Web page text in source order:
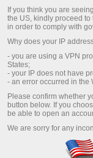
在2012年夏天
If you think you are
the US, kindly proceed
in order to comply with
Why does your IP
- you are using a VPN
States;
- your IP does not have
- an error occurred in the
Please confirm whether
button below. If you
be able to open an
We are sorry for any